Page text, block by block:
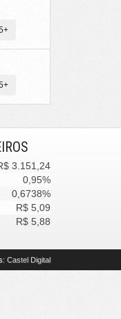
3.151,24
0,95%
0,6738%
R$ 5,09
R$ 5,88
: Castel Digital